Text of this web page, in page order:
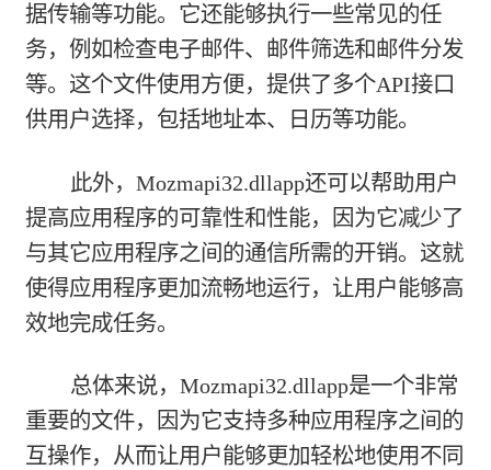
据传输等功能。它还能够执行一些常见的任
务，例如检查电子邮件、邮件筛选和邮件分发
等。这个文件使用方便，提供了多个API接口
供用户选择，包括地址本、日历等功能。
此外，Mozmapi32.dllapp还可以帮助用户
提高应用程序的可靠性和性能，因为它减少了
与其它应用程序之间的通信所需的开销。这就
使得应用程序更加流畅地运行，让用户能够高
效地完成任务。
总体来说，Mozmapi32.dllapp是一个非常
重要的文件，因为它支持多种应用程序之间的
互操作，从而让用户能够更加轻松地使用不同